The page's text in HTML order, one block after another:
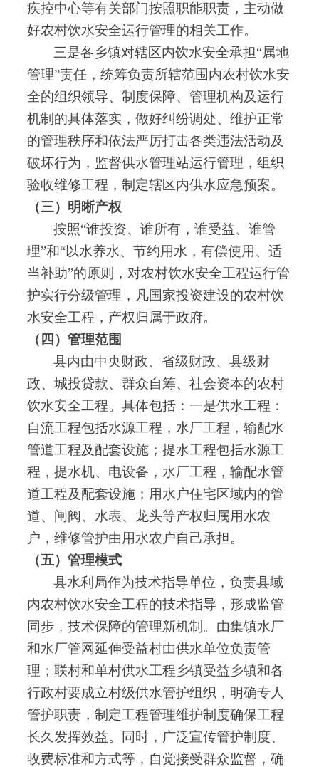
疾控中心等有关部门按照职能职责， 主动做
好农村饮水安全运行管理的相关工作。
三是各乡镇对辖区内饮水安全承担“属地
管理”责任， 统筹负责所辖范围内农村饮水安
全的组织领导、制度保障、管理机构及运行
机制的具体落实 ， 做好纠纷调处、维护正常
的管理秩序和依法严厉打击各类违法活动及
破坏行为 ， 监督供水管理站运行管理 ， 组织
验收维修工程 ， 制定辖区内供水应急预案。
（三）明晰产权
按照“谁投资、谁所有 ，谁受益、谁管
理”和“以水养水、节约用水 ， 有偿使用、适
当补助”的原则
， 对农村饮水安全工程运行管
护实行分级管理 ， 凡国家投资建设的农村饮
水安全工程 ， 产权归属于政府。
（四）管理范围
县内由中央财政、省级财政、县级财
政、城投贷款、群众自筹、社会资本的农村
饮水安全工程。 具体包括：一是供水工程：
自流工程包括水源工程 ， 水厂工程 ， 输配水
管道工程及配套设施； 提水工程包括水源工
程 ， 提水机、电设备 ， 水厂工程 ， 输配水管
道工程及配套设施； 用水户住宅区域内的管
道、闸阀、水表、龙头等产权归属用水农
户 ， 维修管护由用水农户自己承担。
（五）管理模式
县水利局作为技术指导单位 ，负责县域
内农村饮水安全工程的技术指导 ， 形成监管
同步， 技术保障的管理新机制 。 由集镇水厂
和水厂管网延伸受益村由供水单位负责管
理 ； 联村和单村供水工程乡镇受益乡镇和各
行政村要成立村级供水管护组织 ， 明确专人
管护职责， 制定工程管理维护制度确保工程
长久发挥效益。 同时， 广泛宣传管护制度、
收费标准和方式等， 自觉接受群众监督 ， 确